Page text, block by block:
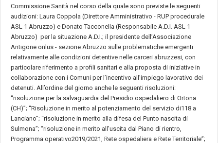
Commissione Sanità nel corso della quale sono previste le seguenti
audizioni: Laura Coppola (Direttore Amministrativo - RUP procedurale
ASL 1 Abruzzo) e Donato Tacconella (Responsabile A.D.I. ASL 1
Abruzzo) per la situazione A.D.I.; il presidente dell’Associazione
Antigone onlus - sezione Abruzzo sulle problematiche emergenti
relativamente alle condizioni detentive nelle carceri abruzzesi, con
particolare riferimento a profili sanitari e alla proposta di iniziative in
collaborazione con i Comuni per l’incentivo all’impiego lavorativo dei
detenuti. All’ordine del giorno anche le seguenti risoluzioni:
“risoluzione per la salvaguardia del Presidio ospedaliero di Ortona
(CH)”; “Risoluzione in merito al potenziamento del servizio di118 a
Lanciano”; “risoluzione in merito alla difesa del Punto nascita di
Sulmona”; “risoluzione in merito all’uscita dal Piano di rientro,
Programma operativo2019/2021, Rete ospedaliera e Rete Territoriale”;